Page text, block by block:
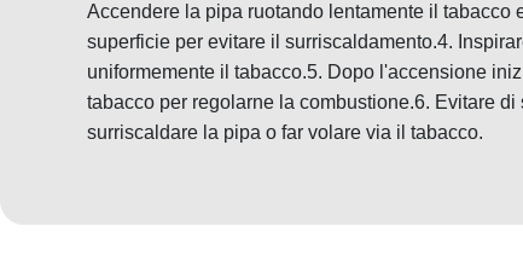
Accendere la pipa ruotando lentamente il tabacco
superficie per evitare il surriscaldamento.4.
uniformemente il tabacco.5. Dopo l'accensione
tabacco per regolarne la combustione.6. Evitare di
surriscaldare la pipa o far volare via il tabacco.